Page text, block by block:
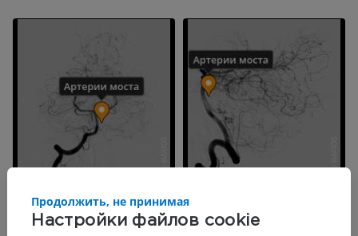
Настройки файлов cookie
Продолжить, не принимая